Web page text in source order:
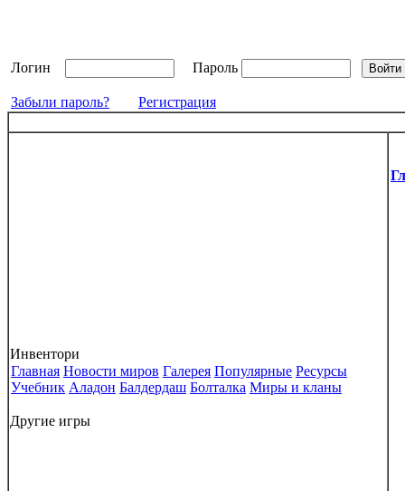
Логин Пароль
Забыли пароль? Регистрация
Инвентори
Главная Новости миров Галерея Популярные Ресурсы
Учебник Аладон Балдердаш Болталка Миры и кланы
Другие игры